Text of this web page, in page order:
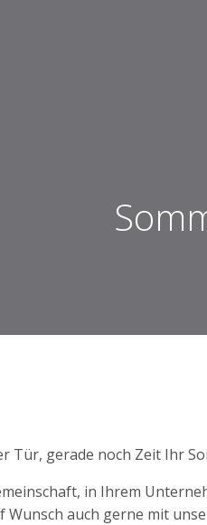
Tür, gerade noch Zeit Ihr
in Ihrem
Wunsch auch gerne mit